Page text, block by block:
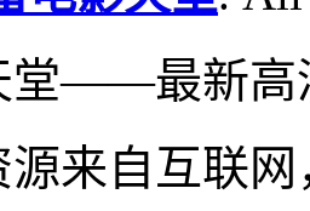
堂——最新高
来自互联